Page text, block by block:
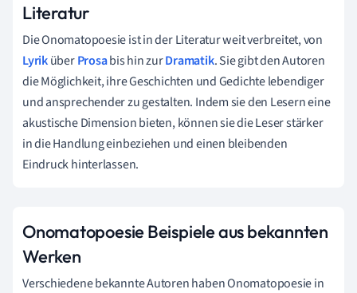
Literatur
Die Onomatopoesie ist in der Literatur weit verbreitet, von
LyriküberProsabis hin zurDramatik. Sie gibt den Autoren
die Möglichkeit, ihre Geschichten und Gedichte lebendiger
und ansprechender zu gestalten. Indem sie den Lesern eine
akustische Dimension bieten, können sie die Leser stärker
in die Handlung einbeziehen und einen bleibenden
Eindruck hinterlassen.
Onomatopoesie Beispiele aus bekannten
Werken
Verschiedene bekannte Autoren haben Onomatopoesie in